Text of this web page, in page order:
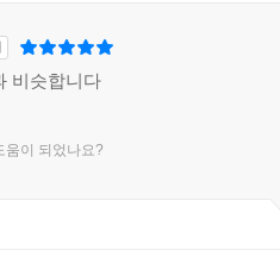
비슷합니다
움이 되었나요?